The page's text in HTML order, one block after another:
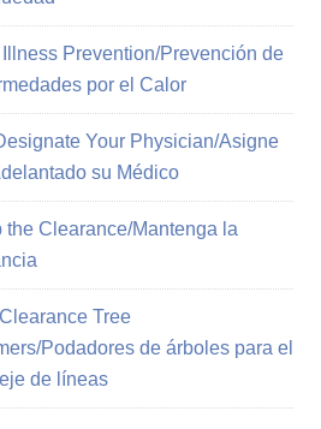
Illness Prevention/Prevención de
por el Calor
Your Physician/Asigne
su Médico
the Clearance/Mantenga la
Tree
Podadores de árboles para el
de líneas